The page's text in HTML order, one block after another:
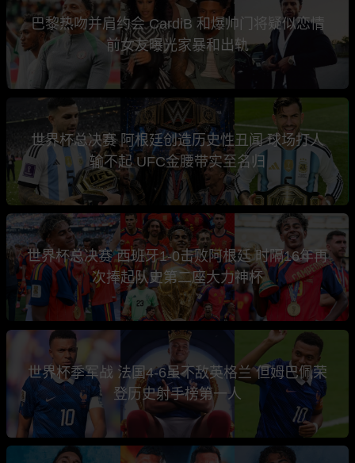
巴黎热吻并肩约会 CardiB 和爆帅门将疑似恋情
前女友曝光家暴和出轨
世界杯总决赛 阿根廷创造历史性丑闻 球场打人
输不起 UFC金腰带实至名归
世界杯总决赛 西班牙1-0击败阿根廷 时隔16年再
次捧起队史第二座大力神杯
世界杯季军战 法国4-6虽不敌英格兰 但姆巴佩荣
登历史射手榜第一人